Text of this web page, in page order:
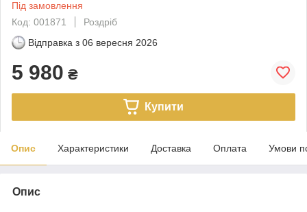
Під замовлення
Код: 001871
Роздріб
Відправка з 06 вересня 2026
5 980 ₴
Купити
Опис Характеристики Доставка Оплата Умови
Опис